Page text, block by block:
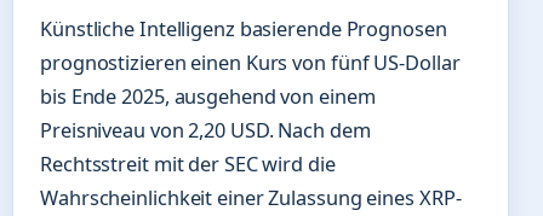
Künstliche Intelligenz basierende Prognosen
prognostizieren einen Kurs von fünf US-Dollar
bis Ende 2025, ausgehend von einem
Preisniveau von 2,20 USD. Nach dem
Rechtsstreit mit der SEC wird die
Wahrscheinlichkeit einer Zulassung eines XRP-